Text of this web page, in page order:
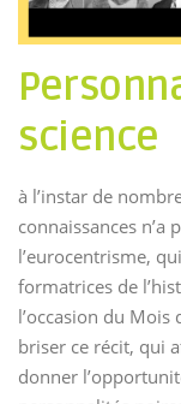
science
à l’instar de
connaissances n’a
l’eurocentrisme,
formatrices de
l’occasion du Mois
briser ce récit, qui
donner